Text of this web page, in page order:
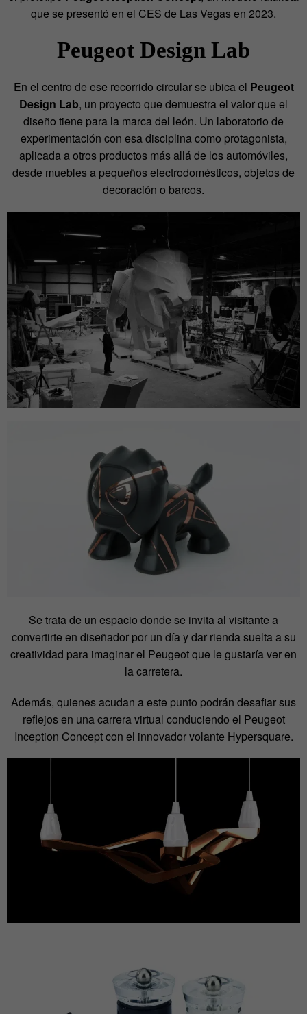
que se presentó en el CES de Las Vegas en 2023.
Peugeot Design Lab
En el centro de ese recorrido circular se ubica el Peugeot
Design Lab, un proyecto que demuestra el valor que el
diseño tiene para la marca del león. Un laboratorio de
experimentación con esa disciplina como protagonista,
aplicada a otros productos más allá de los automóviles,
desde muebles a pequeños electrodomésticos, objetos de
decoración o barcos.
Se trata de un espacio donde se invita al visitante a
convertirte en diseñador por un día y dar rienda suelta a su
creatividad para imaginar el Peugeot que le gustaría ver en
la carretera.
Además, quienes acudan a este punto podrán desafiar sus
reflejos en una carrera virtual conduciendo el Peugeot
Inception Concept con el innovador volante Hypersquare.